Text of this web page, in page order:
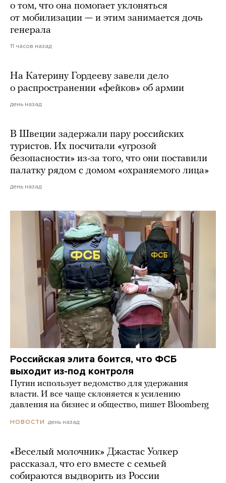
о том, что она помогает уклоняться
от мобилизации — и этим занимается дочь
генерала
11 часов назад
На Катерину Гордееву завели дело
о распространении «фейков» об армии
день назад
В Швеции задержали пару российских
туристов. Их посчитали «угрозой
безопасности» из-за того, что они поставили
палатку рядом с домом «охраняемого лица»
день назад
Российская элита боится, что ФСБ
выходит из-под контроля
Путин использует ведомство для удержания
власти. И все чаще склоняется к усилению
давления на бизнес и общество, пишет Bloomberg
НОВОСТИ день назад
«Веселый молочник» Джастас Уолкер
рассказал, что его вместе с семьей
собираются выдворить из России